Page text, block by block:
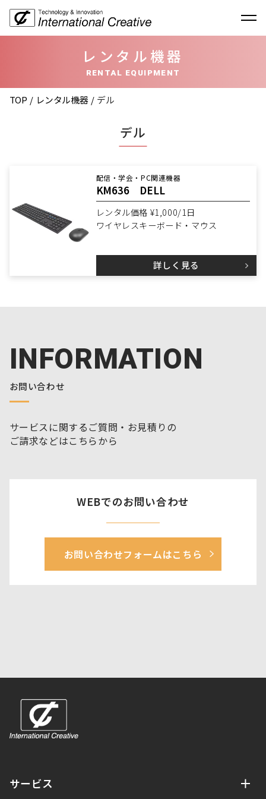
レンタル機器
RENTAL EQUIPMENT
TOP レンタル機器 デル
デル
配信・学会・PC関連機器
KM636 DELL
レンタル価格 ¥1,000/1日
ワイヤレスキーボード・マウス
詳しく見る
INFORMATION
お問い合わせ
サービスに関するご質問・お見積りの
ご請求などはこちらから
WEBでのお問い合わせ
お問い合わせフォームはこちら
サービス